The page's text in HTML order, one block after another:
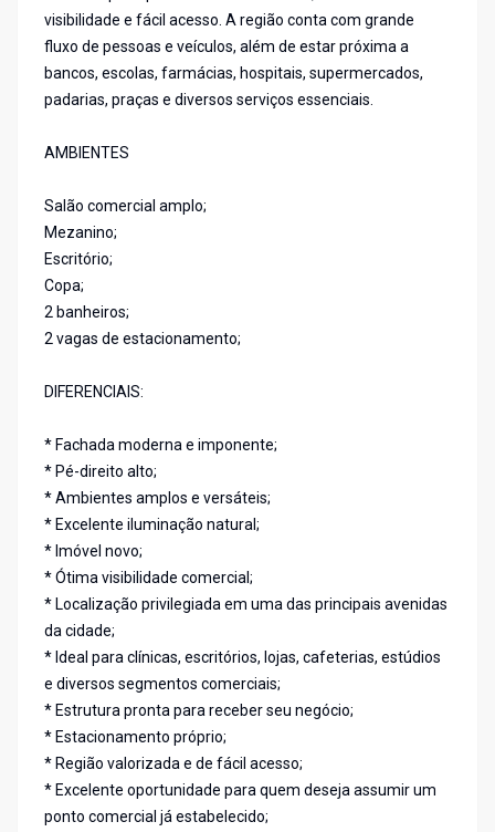
visibilidade e fácil acesso. A região conta com grande
fluxo de pessoas e veículos, além de estar próxima a
bancos, escolas, farmácias, hospitais, supermercados,
padarias, praças e diversos serviços essenciais.
AMBIENTES
Salão comercial amplo;
Mezanino;
Escritório;
Copa;
2 banheiros;
2 vagas de estacionamento;
DIFERENCIAIS:
* Fachada moderna e imponente;
* Pé-direito alto;
* Ambientes amplos e versáteis;
* Excelente iluminação natural;
* Imóvel novo;
* Ótima visibilidade comercial;
* Localização privilegiada em uma das principais avenidas
da cidade;
* Ideal para clínicas, escritórios, lojas, cafeterias, estúdios
e diversos segmentos comerciais;
* Estrutura pronta para receber seu negócio;
* Estacionamento próprio;
* Região valorizada e de fácil acesso;
* Excelente oportunidade para quem deseja assumir um
ponto comercial já estabelecido;